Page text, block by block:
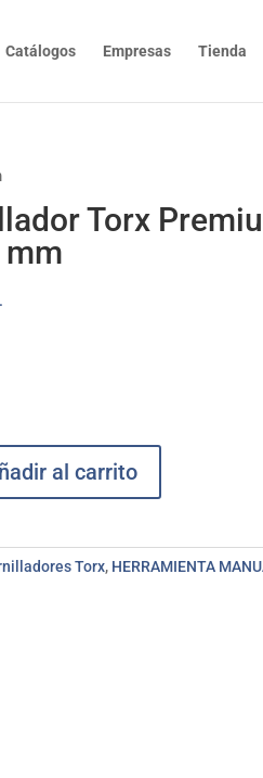
Catálogos Empresas Tienda
Torx
al carrito
Torx, HERRAMIENTA